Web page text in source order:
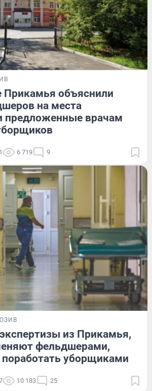
Прикамья объяснили
на места
предложенные врачам
6 719 9
из Прикамья,
фельдшерами,
уборщиками
10 183 25